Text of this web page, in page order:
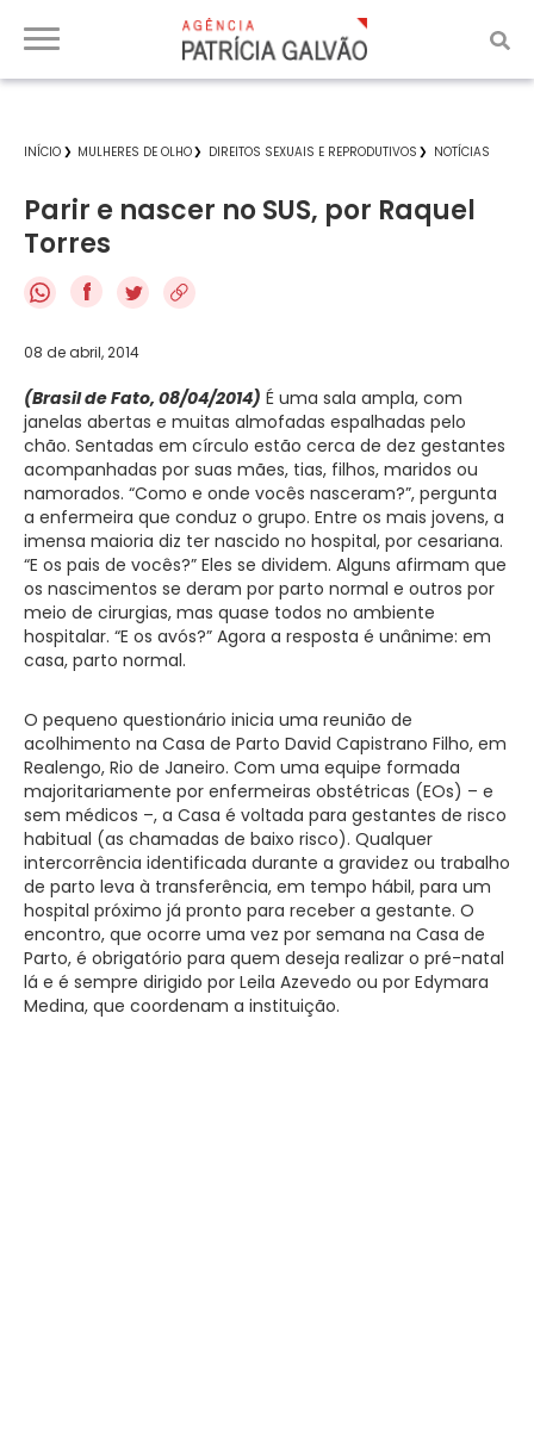
INÍCIO MULHERES DE OLHO DIREITOS SEXUAIS E REPRODUTIVOS NOTÍCIAS
Parir e nascer no SUS, por Raquel
Torres
f
08 de abril, 2014
(Brasil de Fato, 08/04/2014) É uma sala ampla, com
janelas abertas e muitas almofadas espalhadas pelo
chão. Sentadas em círculo estão cerca de dez gestantes
acompanhadas por suas mães, tias, filhos, maridos ou
namorados. “Como e onde vocês nasceram?”, pergunta
a enfermeira que conduz o grupo. Entre os mais jovens, a
imensa maioria diz ter nascido no hospital, por cesariana.
“E os pais de vocês?” Eles se dividem. Alguns afirmam que
os nascimentos se deram por parto normal e outros por
meio de cirurgias, mas quase todos no ambiente
hospitalar. “E os avós?” Agora a resposta é unânime: em
casa, parto normal.
O pequeno questionário inicia uma reunião de
acolhimento na Casa de Parto David Capistrano Filho, em
Realengo, Rio de Janeiro. Com uma equipe formada
majoritariamente por enfermeiras obstétricas (EOs) – e
sem médicos –, a Casa é voltada para gestantes de risco
habitual (as chamadas de baixo risco). Qualquer
intercorrência identificada durante a gravidez ou trabalho
de parto leva à transferência, em tempo hábil, para um
hospital próximo já pronto para receber a gestante. O
encontro, que ocorre uma vez por semana na Casa de
Parto, é obrigatório para quem deseja realizar o pré-natal
lá e é sempre dirigido por Leila Azevedo ou por Edymara
Medina, que coordenam a instituição.